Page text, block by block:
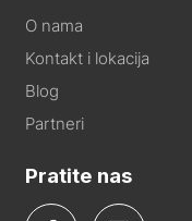
O nama
Kontakt i lokacija
Blog
Partneri
Pratite nas